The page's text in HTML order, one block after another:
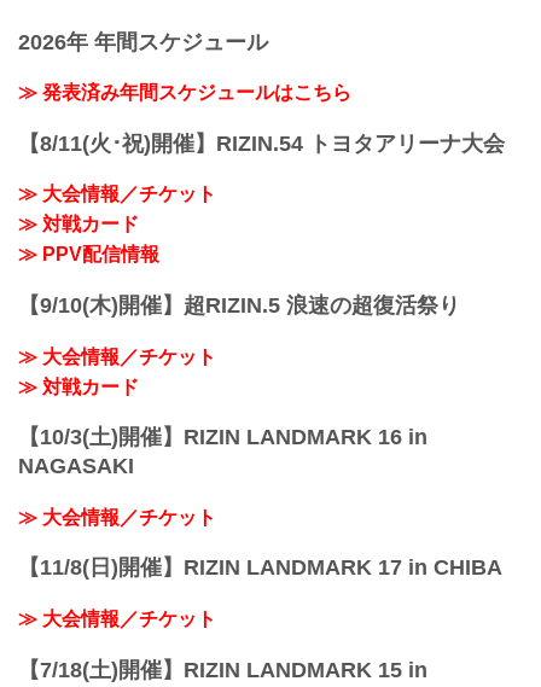
（LOSE）鈴木博昭 vs. 平本蓮（WIN）
≫ 試合結果詳細
第12試合 ／山本美憂 vs. 大島沙緒里
RIZIN MMAルール：5分 3R（49.0kg）
（LOSE）山本美憂 vs. 大島沙緒里
（LOSE）砂辺光久 ...
2026年 年間スケジュール
≫ 発表済み年間スケジュールはこちら
【8/11(火･祝)開催】RIZIN.54 トヨタアリーナ大会
≫ 大会情報／チケット
≫ 対戦カード
≫ PPV配信情報
【9/10(木)開催】超RIZIN.5 浪速の超復活祭り
≫ 大会情報／チケット
≫ 対戦カード
【10/3(土)開催】RIZIN LANDMARK 16 in
NAGASAKI
≫ 大会情報／チケット
【11/8(日)開催】RIZIN LANDMARK 17 in CHIBA
≫ 大会情報／チケット
【7/18(土)開催】RIZIN LANDMARK 15 in